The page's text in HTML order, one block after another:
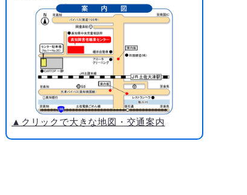
▲クリックで大きな地図・交通案内